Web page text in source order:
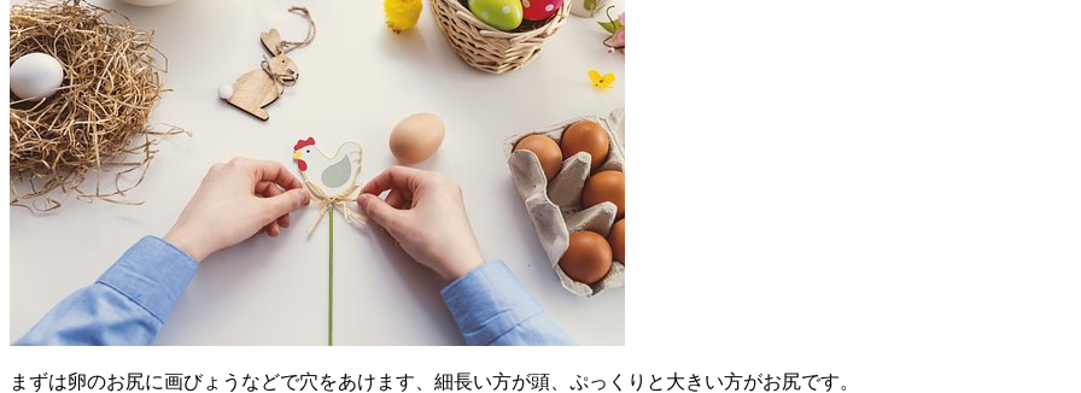
まずは卵のお尻に画びょうなどで穴をあけます、細長い方が頭、ぷっくりと大きい方がお尻です。